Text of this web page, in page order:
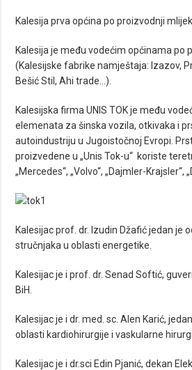
Kalesija prva općina po proizvodnji
Kalesija je među vodećim općinama po
(Kalesijske fabrike namještaja: Izazov,
Bešić Stil, Ahi trade…).
Kalesijska firma UNIS TOK je među
elemenata za šinska vozila, otkivaka i
autoindustriju u Jugoistočnoj Evropi.
proizvedene u „Unis Tok-u“ koriste
„Mercedes“, „Volvo“, „Dajmler-Krajsler“,
Kalesijac prof. dr. Izudin Džafić jedan je
stručnjaka u oblasti energetike.
Kalesijac je i prof. dr. Senad Softić,
BiH.
Kalesijac je i dr. med. sc. Alen Karić,
oblasti kardiohirurgije i vaskularne
Kalesijac je i dr.sci Edin Pjanić, dekan